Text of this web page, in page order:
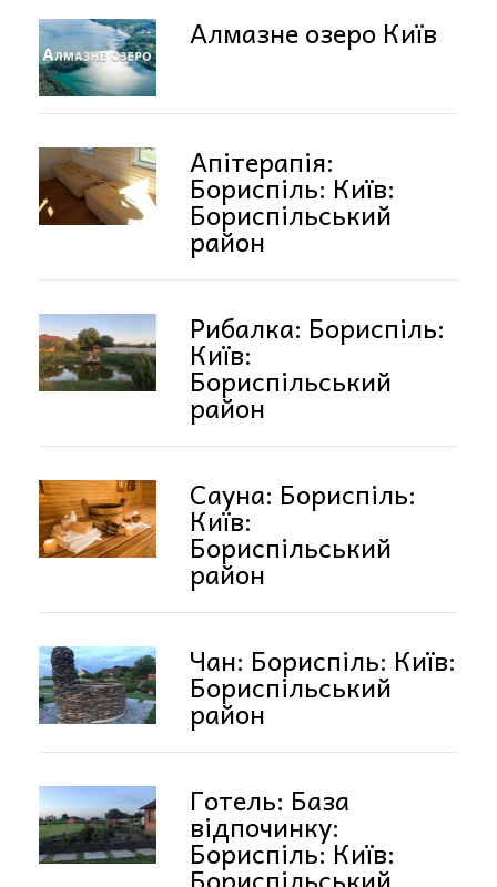
Алмазне озеро Київ
Апітерапія:
Бориспіль: Київ:
Бориспільський
район
Рибалка: Бориспіль:
Київ:
Бориспільський
район
Сауна: Бориспіль:
Київ:
Бориспільський
район
Чан: Бориспіль: Київ:
Бориспільський
район
Готель: База
відпочинку:
Бориспіль: Київ: